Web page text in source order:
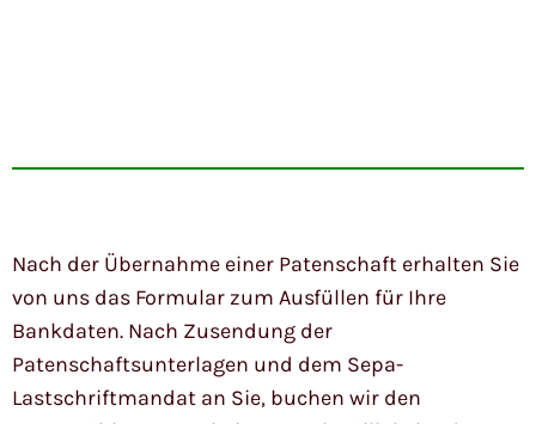
Nach der Übernahme einer Patenschaft erhalten Sie
von uns das Formular zum Ausfüllen für Ihre
Bankdaten. Nach Zusendung der
Patenschaftsunterlagen und dem Sepa-
Lastschriftmandat an Sie, buchen wir den